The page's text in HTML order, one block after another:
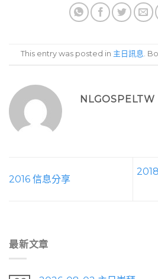
This entry was posted in 主日訊息.
NLGOSPELTW
2016 信息分享
最新文章